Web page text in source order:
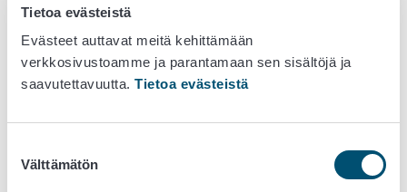
Tietoa evästeistä
Evästeet auttavat meitä kehittämään
verkkosivustoamme ja parantamaan sen sisältöjä ja
saavutettavuutta. Tietoa evästeistä
valinta
Välttämätön
Maatilalle, 5 000 tai 10 000 €
SUUNNITTELU
Yrityksen ostajalle, 2 500–5 000 €